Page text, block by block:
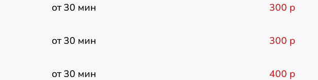
от 30 мин 300 р
от 30 мин 300 р
от 30 мин 400 р